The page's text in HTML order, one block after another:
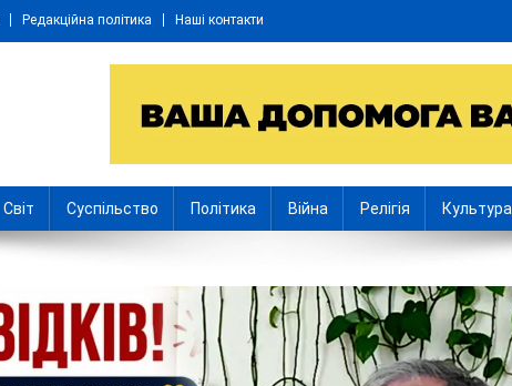
Редакційна політика Наші контакти
Світ Суспільство Політика Війна Релігія Культура